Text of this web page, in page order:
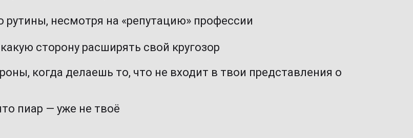
несмотря на «репутацию» профессии
сторону расширять свой кругозор
когда делаешь то, что не входит в твои представления о
пиар — уже не твоё